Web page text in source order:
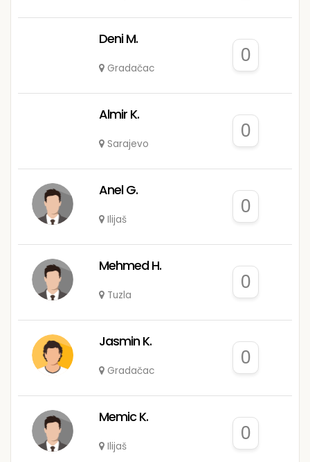
Deni M.
Gradačac
0
Almir K.
Sarajevo
0
Anel G.
Ilijaš
0
Mehmed H.
Tuzla
0
Jasmin K.
Gradačac
0
Memic K.
Ilijaš
0